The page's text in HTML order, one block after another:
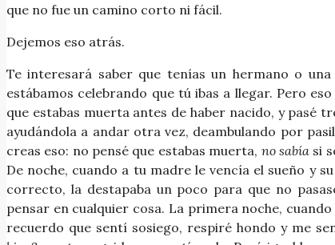
que no fue un camino corto ni fácil.
Dejemos eso atrás.
Te interesará saber que tenías un hermano o
estábamos celebrando que tú ibas a llegar. Pero
que estabas muerta antes de haber nacido, y pasé
ayudándola a andar otra vez, deambulando por
creas eso: no pensé que estabas muerta, no sabía si
De noche, cuando a tu madre le vencía el sueño y
correcto, la destapaba un poco para que no
pensar en cualquier cosa. La primera noche,
recuerdo que sentí sosiego, respiré hondo y me